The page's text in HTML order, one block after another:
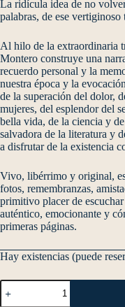
La ridícula idea de no
palabras, de ese
Al hilo de la extraordinaria
Montero construye una
recuerdo personal y la
nuestra época y la
de la superación del dolor,
mujeres, del esplendor del
bella vida, de la ciencia y
salvadora de la literatura y
a disfrutar de la existencia
Vivo, libérrimo y original,
fotos, remembranzas,
primitivo placer de
auténtico, emocionante y
primeras páginas.
Hay existencias (puede